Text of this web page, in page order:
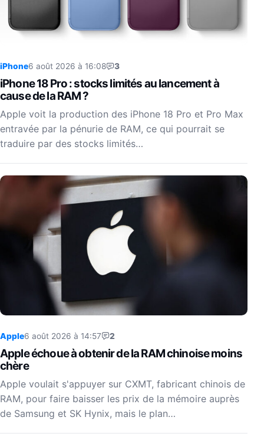
iPhone6 août 2026 à 16:08 3
iPhone 18 Pro : stocks limités au lancement à
cause de la RAM ?
Apple voit la production des iPhone 18 Pro et Pro Max
entravée par la pénurie de RAM, ce qui pourrait se
traduire par des stocks limités…
Apple6 août 2026 à 14:57 2
Apple échoue à obtenir de la RAM chinoise moins
chère
Apple voulait s'appuyer sur CXMT, fabricant chinois de
RAM, pour faire baisser les prix de la mémoire auprès
de Samsung et SK Hynix, mais le plan…